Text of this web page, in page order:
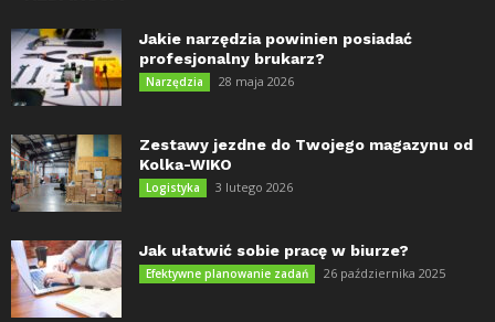
Jakie narzędzia powinien posiadać
profesjonalny brukarz?
Narzędzia 28 maja 2026
Zestawy jezdne do Twojego magazynu od
Kolka-WIKO
Logistyka 3 lutego 2026
Jak ułatwić sobie pracę w biurze?
Efektywne planowanie zadań 26 października 2025